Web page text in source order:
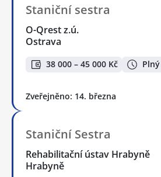
Staniční sestra
O-Qrest z.ú.
Ostrava
38 000 – 45 000 Kč
Zveřejněno: 14. března
Staniční Sestra
Rehabilitační ústav Hrabyně
Hrabyně